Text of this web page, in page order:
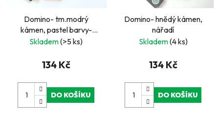
Domino- tm.modrý
kámen, pastel barvy-
kolečka
Skladem(>5 ks)
134 Kč
DO KOŠÍKU
Domino- hnědý kámen,
nářadí
Skladem(4 ks)
134 Kč
DO KOŠÍKU